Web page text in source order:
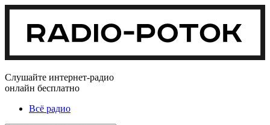
Слушайте интернет-радио
онлайн бесплатно
Всё радио